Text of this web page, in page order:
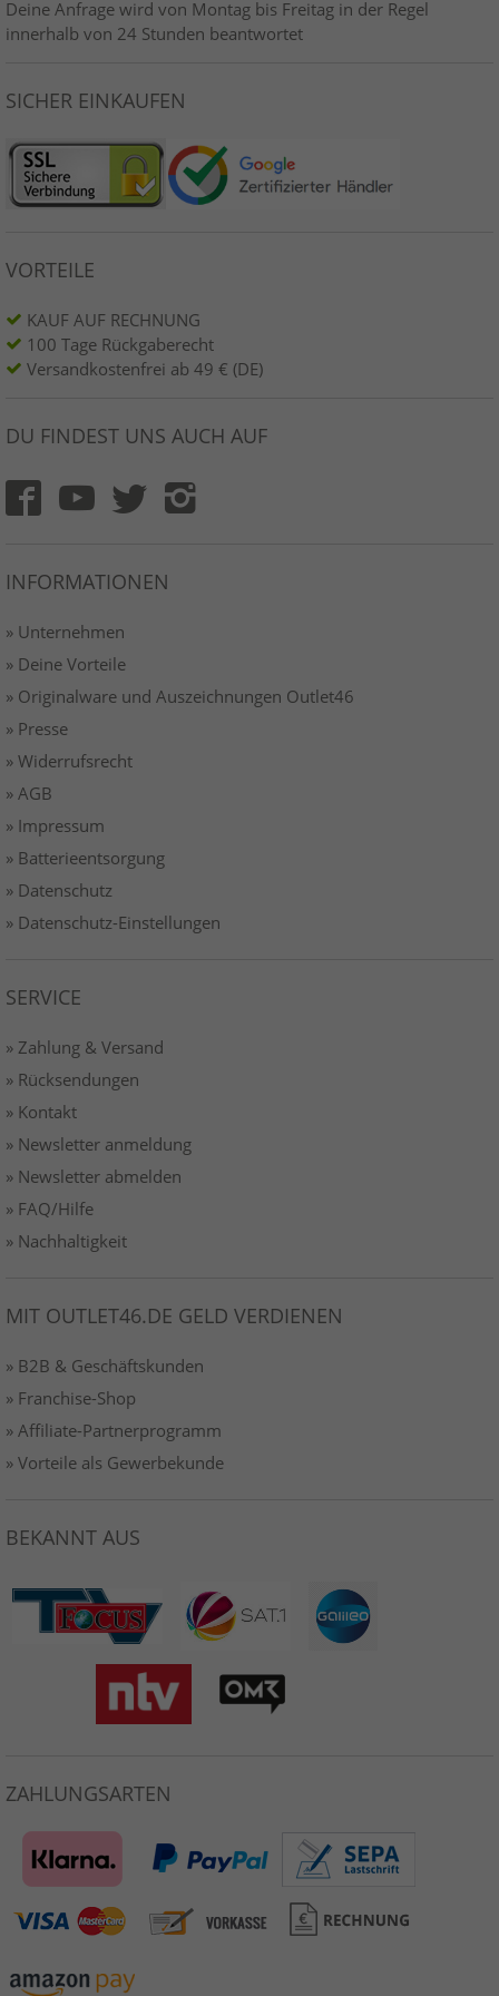
Deine Anfrage wird von Montag bis Freitag in der Regel
innerhalb von 24 Stunden beantwortet
SICHER EINKAUFEN
VORTEILE
KAUF AUF RECHNUNG
100 Tage Rückgaberecht
Versandkostenfrei ab 49 € (DE)
DU FINDEST UNS AUCH AUF
INFORMATIONEN
» Unternehmen
» Deine Vorteile
» Originalware und Auszeichnungen Outlet46
» Presse
» Widerrufsrecht
» AGB
» Impressum
» Batterieentsorgung
» Datenschutz
» Datenschutz-Einstellungen
SERVICE
» Zahlung & Versand
» Rücksendungen
» Kontakt
» Newsletter anmeldung
» Newsletter abmelden
» FAQ/Hilfe
» Nachhaltigkeit
MIT OUTLET46.DE GELD VERDIENEN
» B2B & Geschäftskunden
» Franchise-Shop
» Affiliate-Partnerprogramm
» Vorteile als Gewerbekunde
BEKANNT AUS
ZAHLUNGSARTEN